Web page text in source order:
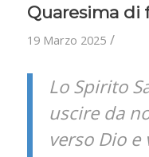
Quaresima di
19 Marzo 2025 /
Lo Spirito
uscire da
verso Dio